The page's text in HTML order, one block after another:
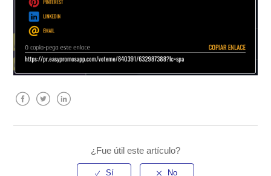
¿Fue útil este artículo?